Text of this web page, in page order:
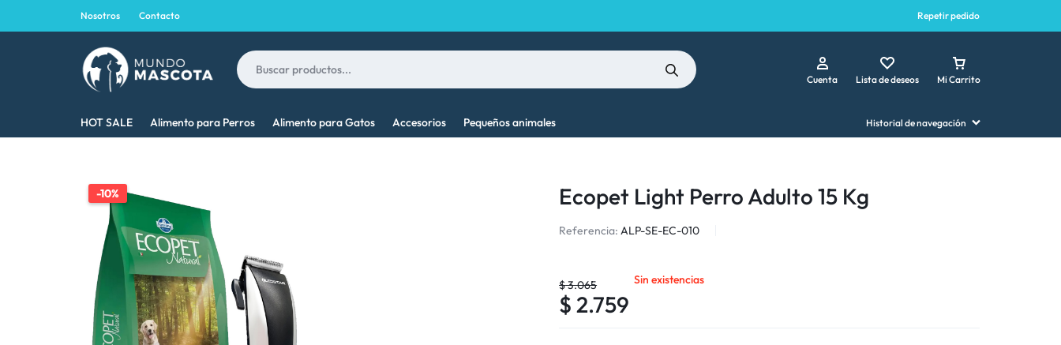
Nosotros Contacto Repetir pedido
MASCOTA
MEJOR
PARA
TU
MASCOTA
Cuenta Lista de deseos Mi Carrito
HOT SALE Alimento para Perros Alimento para Gatos Accesorios Pequeños animales Historial de navegación
-10% Ecopet Light Perro Adulto 15 Kg
Referencia: ALP-SE-EC-010
$3.065
$ 2.759
Sin existencias